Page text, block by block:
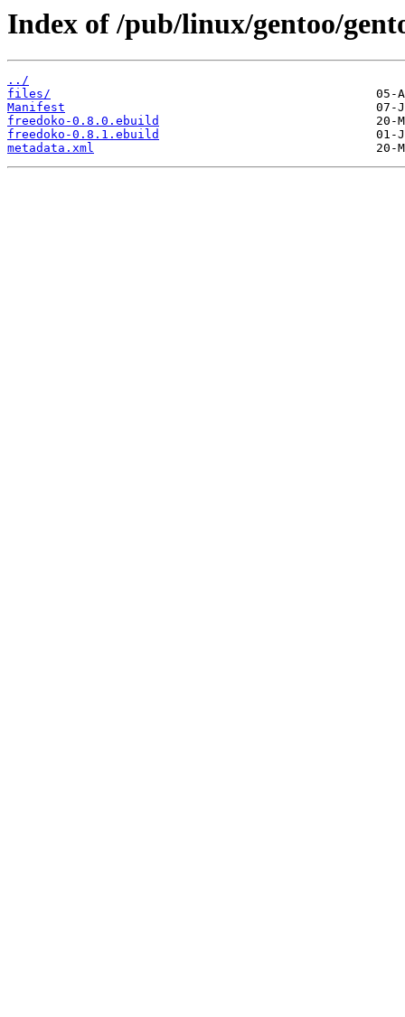
Index of /pub/linux/gentoo/
../
files/
Manifest
freedoko-0.8.0.ebuild
freedoko-0.8.1.ebuild
metadata.xml